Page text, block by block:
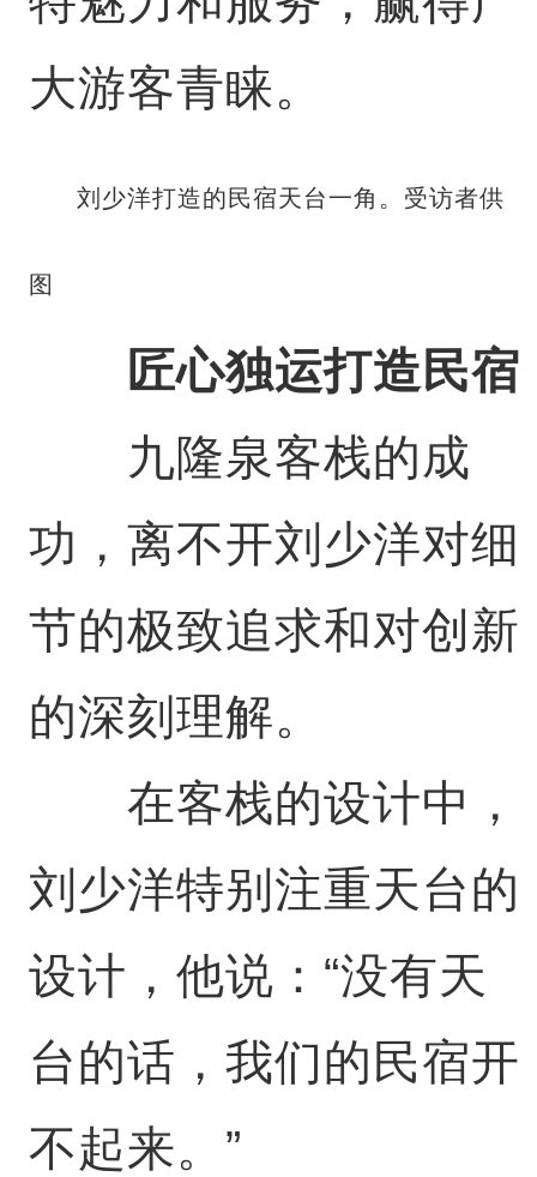
大游客青睐。
刘少洋打造的民宿天台一角。受访者供
图
匠心独运打造民宿
九隆泉客栈的成
功，离不开刘少洋对细
节的极致追求和对创新
的深刻理解。
在客栈的设计中，
刘少洋特别注重天台的
设计，他说：“没有天
台的话，我们的民宿开
不起来。”